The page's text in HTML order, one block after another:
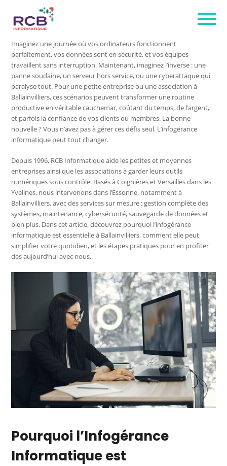
Imaginez une journée où vos ordinateurs fonctionnent
parfaitement, vos données sont en sécurité, et vos équipes
travaillent sans interruption. Maintenant, imaginez l’inverse : une
panne soudaine, un serveur hors service, ou une cyberattaque qui
paralyse tout. Pour une petite entreprise ou une association à
Ballainvilliers, ces scénarios peuvent transformer une routine
productive en véritable cauchemar, coûtant du temps, de l’argent,
et parfois la confiance de vos clients ou membres. La bonne
nouvelle ? Vous n’avez pas à gérer ces défis seul. L’infogérance
informatique peut tout changer.
Depuis 1996, RCB Informatique aide les petites et moyennes
entreprises ainsi que les associations à garder leurs outils
numériques sous contrôle. Basés à Coignières et Versailles dans les
Yvelines, nous intervenons dans l’Essonne, notamment à
Ballainvilliers, avec des services sur mesure : gestion complète des
systèmes, maintenance, cybersécurité, sauvegarde de données et
bien plus. Dans cet article, découvrez pourquoi l’infogérance
informatique est essentielle à Ballainvilliers, comment elle peut
simplifier votre quotidien, et les étapes pratiques pour en profiter
dès aujourd’hui avec nous.
Pourquoi l’Infogérance
Informatique est